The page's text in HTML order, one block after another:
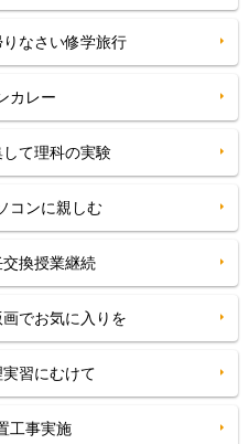
なさい修学旅行
カレー
て理科の実験
コンに親しむ
換授業継続
でお気に入りを
習にむけて
工事実施